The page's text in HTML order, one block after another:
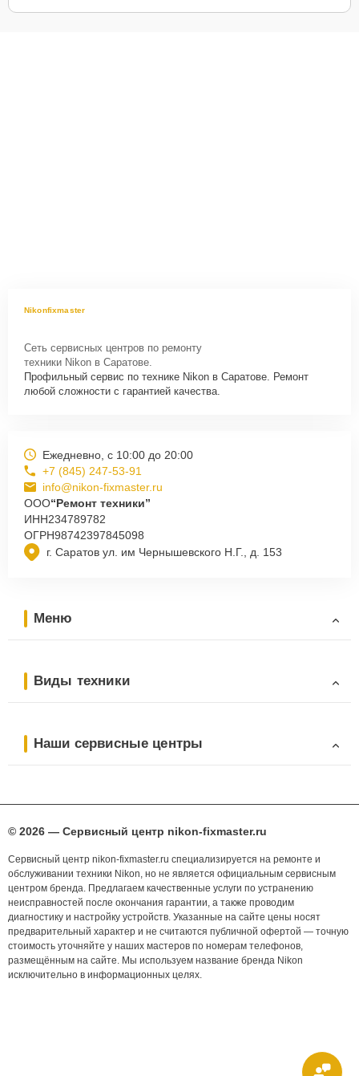
Nikonfixmaster
Сеть сервисных центров по ремонту
техники Nikon в Саратове.
Профильный сервис по технике Nikon в Саратове. Ремонт
любой сложности с гарантией качества.
г. Саратов ул. им Чернышевского Н.Г., д. 153
Ежедневно, с 10:00 до 20:00
+7 (845) 247-53-91
info@nikon-fixmaster.ru
ООО“Ремонт техники”
ИНН234789782
ОГРН98742397845098
Меню
Виды техники
Наши сервисные центры
© 2026 — Сервисный центр nikon-fixmaster.ru
Сервисный центр nikon-fixmaster.ru специализируется на ремонте и
обслуживании техники Nikon, но не является официальным сервисным
центром бренда. Предлагаем качественные услуги по устранению
неисправностей после окончания гарантии, а также проводим
диагностику и настройку устройств. Указанные на сайте цены носят
предварительный характер и не считаются публичной офертой — точную
стоимость уточняйте у наших мастеров по номерам телефонов,
размещённым на сайте. Мы используем название бренда Nikon
исключительно в информационных целях.